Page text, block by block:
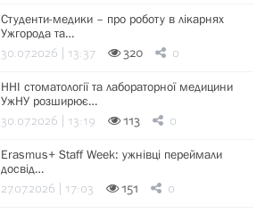
Студенти-медики – про роботу в лікарнях
Ужгорода та…
30.07.2026 | 13:37 320 0
ННІ стоматології та лабораторної медицини
УжНУ розширює…
30.07.2026 | 13:19 113 0
Erasmus+ Staff Week: ужнівці переймали
досвід…
27.07.2026 | 17:03 151 0